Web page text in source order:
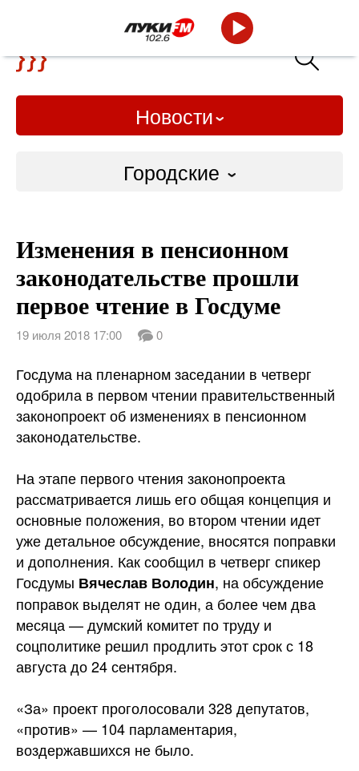
Новости
Городские
Слово Дело
Народные
ВТРК
Изменения в пенсионном
законодательстве прошли
первое чтение в Госдуме
19 июля 2018 17:00 0
Госдума на пленарном заседании в четверг
одобрила в первом чтении правительственный
законопроект об изменениях в пенсионном
законодательстве.
На этапе первого чтения законопроекта
рассматривается лишь его общая концепция и
основные положения, во втором чтении идет
уже детальное обсуждение, вносятся поправки
и дополнения. Как сообщил в четверг спикер
Госдумы Вячеслав Володин, на обсуждение
поправок выделят не один, а более чем два
месяца — думский комитет по труду и
соцполитике решил продлить этот срок с 18
августа до 24 сентября.
«За» проект проголосовали 328 депутатов,
«против» — 104 парламентария,
воздержавшихся не было.